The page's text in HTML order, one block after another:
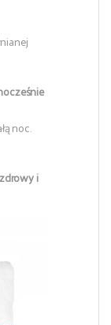
noc.
i